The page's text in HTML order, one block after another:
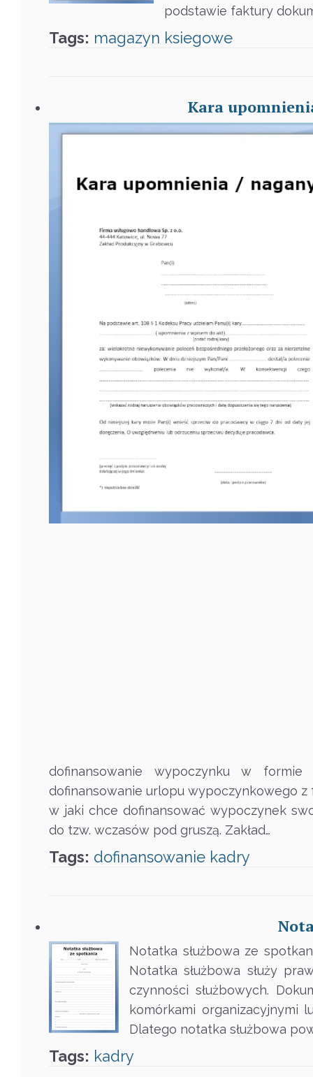
podstawie faktury
Tags: magazyn ksiegowe
Kara
dofinansowanie wypoczynku w
dofinansowanie urlopu wypoczynkowego z
w jaki chce dofinansować wypoczynek
do tzw. wczasów pod gruszą. Zakład…
Tags: dofinansowanie kadry
Notatka służbowa ze
Notatka służbowa służy
czynności służbowych.
komórkami organizacyjnymi
Dlatego notatka służbowa
Tags: kadry